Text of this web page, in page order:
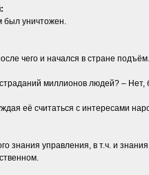
был уничтожен.
чего и начался в стране подъём.
миллионов людей? – Нет,
её считаться с интересами
знания управления, в т.ч. и